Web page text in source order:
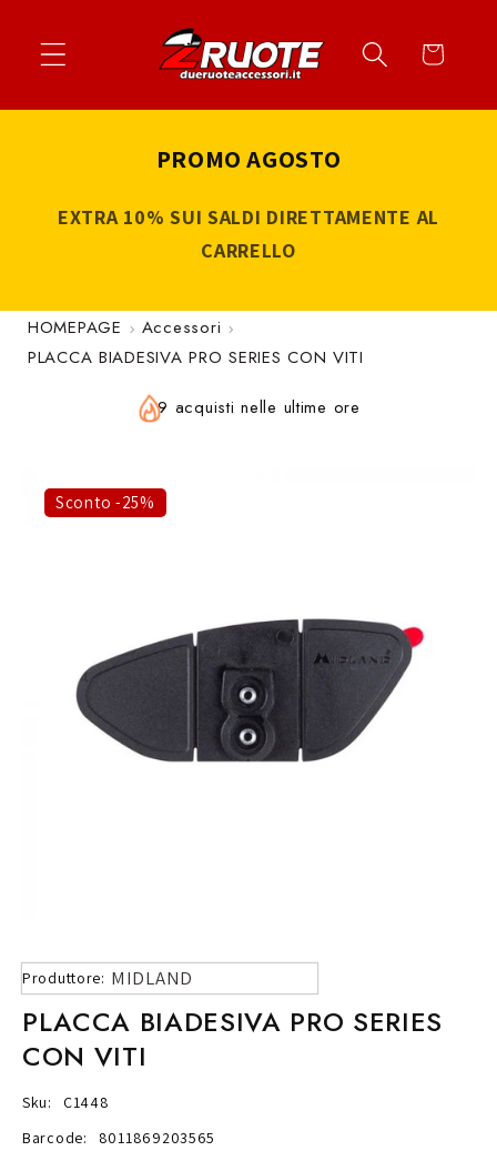
Vai al piè di página
Apri widget di accessibilità
ai contenuti
Carrello
PROMO AGOSTO
EXTRA 10% SUI SALDI DIRETTAMENTE AL
CARRELLO
HOMEPAGE
Accessori
PLACCA BIADESIVA PRO SERIES CON VITI
9 acquisti nelle ultime ore
Sconto -25%
Produttore: MIDLAND
PLACCA BIADESIVA PRO SERIES
CON VITI
Sku:
C1448
Barcode:
8011869203565